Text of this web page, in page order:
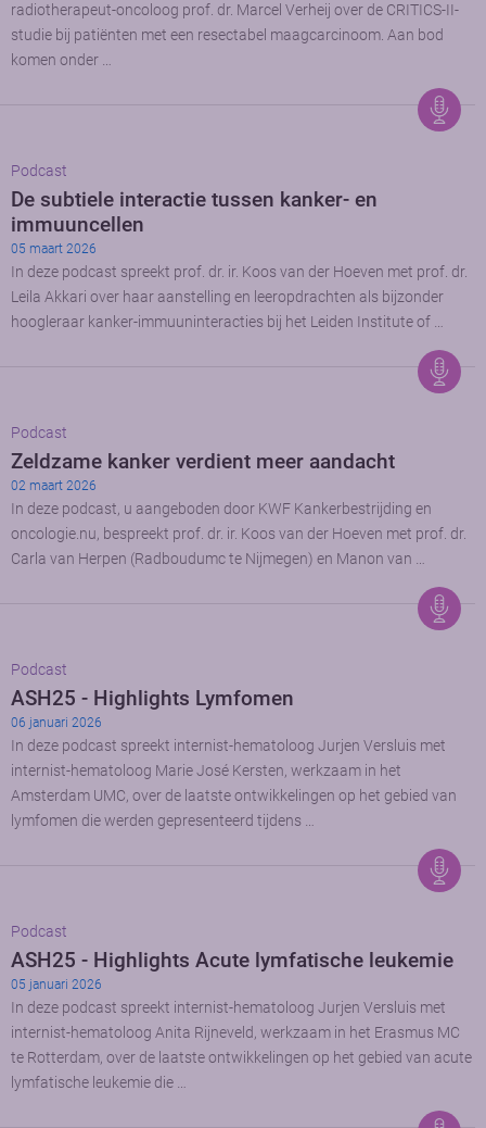
radiotherapeut-oncoloog prof. dr. Marcel Verheij over de CRITICS-II-
studie bij patiënten met een resectabel maagcarcinoom. Aan bod
komen onder …
Podcast
De subtiele interactie tussen kanker- en
immuuncellen
05 maart 2026
In deze podcast spreekt prof. dr. ir. Koos van der Hoeven met prof. dr.
Leila Akkari over haar aanstelling en leeropdrachten als bijzonder
hoogleraar kanker-immuuninteracties bij het Leiden Institute of …
Podcast
Zeldzame kanker verdient meer aandacht
02 maart 2026
In deze podcast, u aangeboden door KWF Kankerbestrijding en
oncologie.nu, bespreekt prof. dr. ir. Koos van der Hoeven met prof. dr.
Carla van Herpen (Radboudumc te Nijmegen) en Manon van …
Podcast
ASH25 - Highlights Lymfomen
06 januari 2026
In deze podcast spreekt internist-hematoloog Jurjen Versluis met
internist-hematoloog Marie José Kersten, werkzaam in het
Amsterdam UMC, over de laatste ontwikkelingen op het gebied van
lymfomen die werden gepresenteerd tijdens …
Podcast
ASH25 - Highlights Acute lymfatische leukemie
05 januari 2026
In deze podcast spreekt internist-hematoloog Jurjen Versluis met
internist-hematoloog Anita Rijneveld, werkzaam in het Erasmus MC
te Rotterdam, over de laatste ontwikkelingen op het gebied van acute
lymfatische leukemie die …